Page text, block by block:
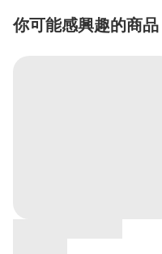
你可能感興趣的商品